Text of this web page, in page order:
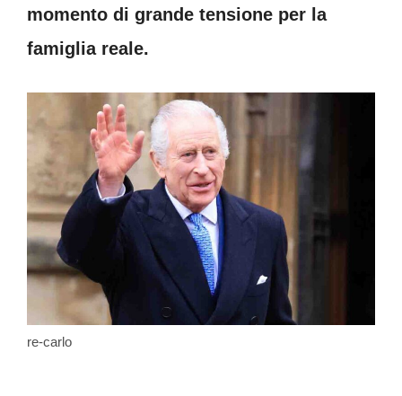
momento di grande tensione per la
famiglia reale.
re-carlo